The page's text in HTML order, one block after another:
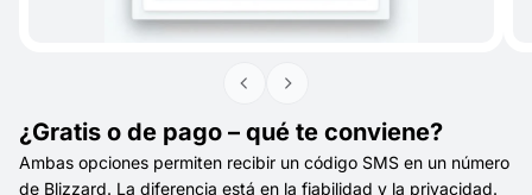
¿Gratis o de pago – qué te conviene?
Ambas opciones permiten recibir un código SMS en un número
de Blizzard. La diferencia está en la fiabilidad y la privacidad.